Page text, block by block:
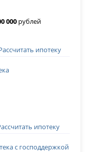
000 рублей
ипотеку
ипотеку
с господдержкой